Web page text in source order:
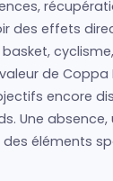
des effets
de Coppa
encore
Une
éléments